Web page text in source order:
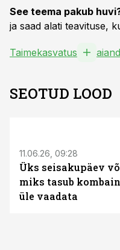
See teema pakub
ja saad alati teavituse,
Taimekasvatus
SEOTUD LOOD
11.06.26, 09:28
Üks seisakupäev
miks tasub
üle vaadata